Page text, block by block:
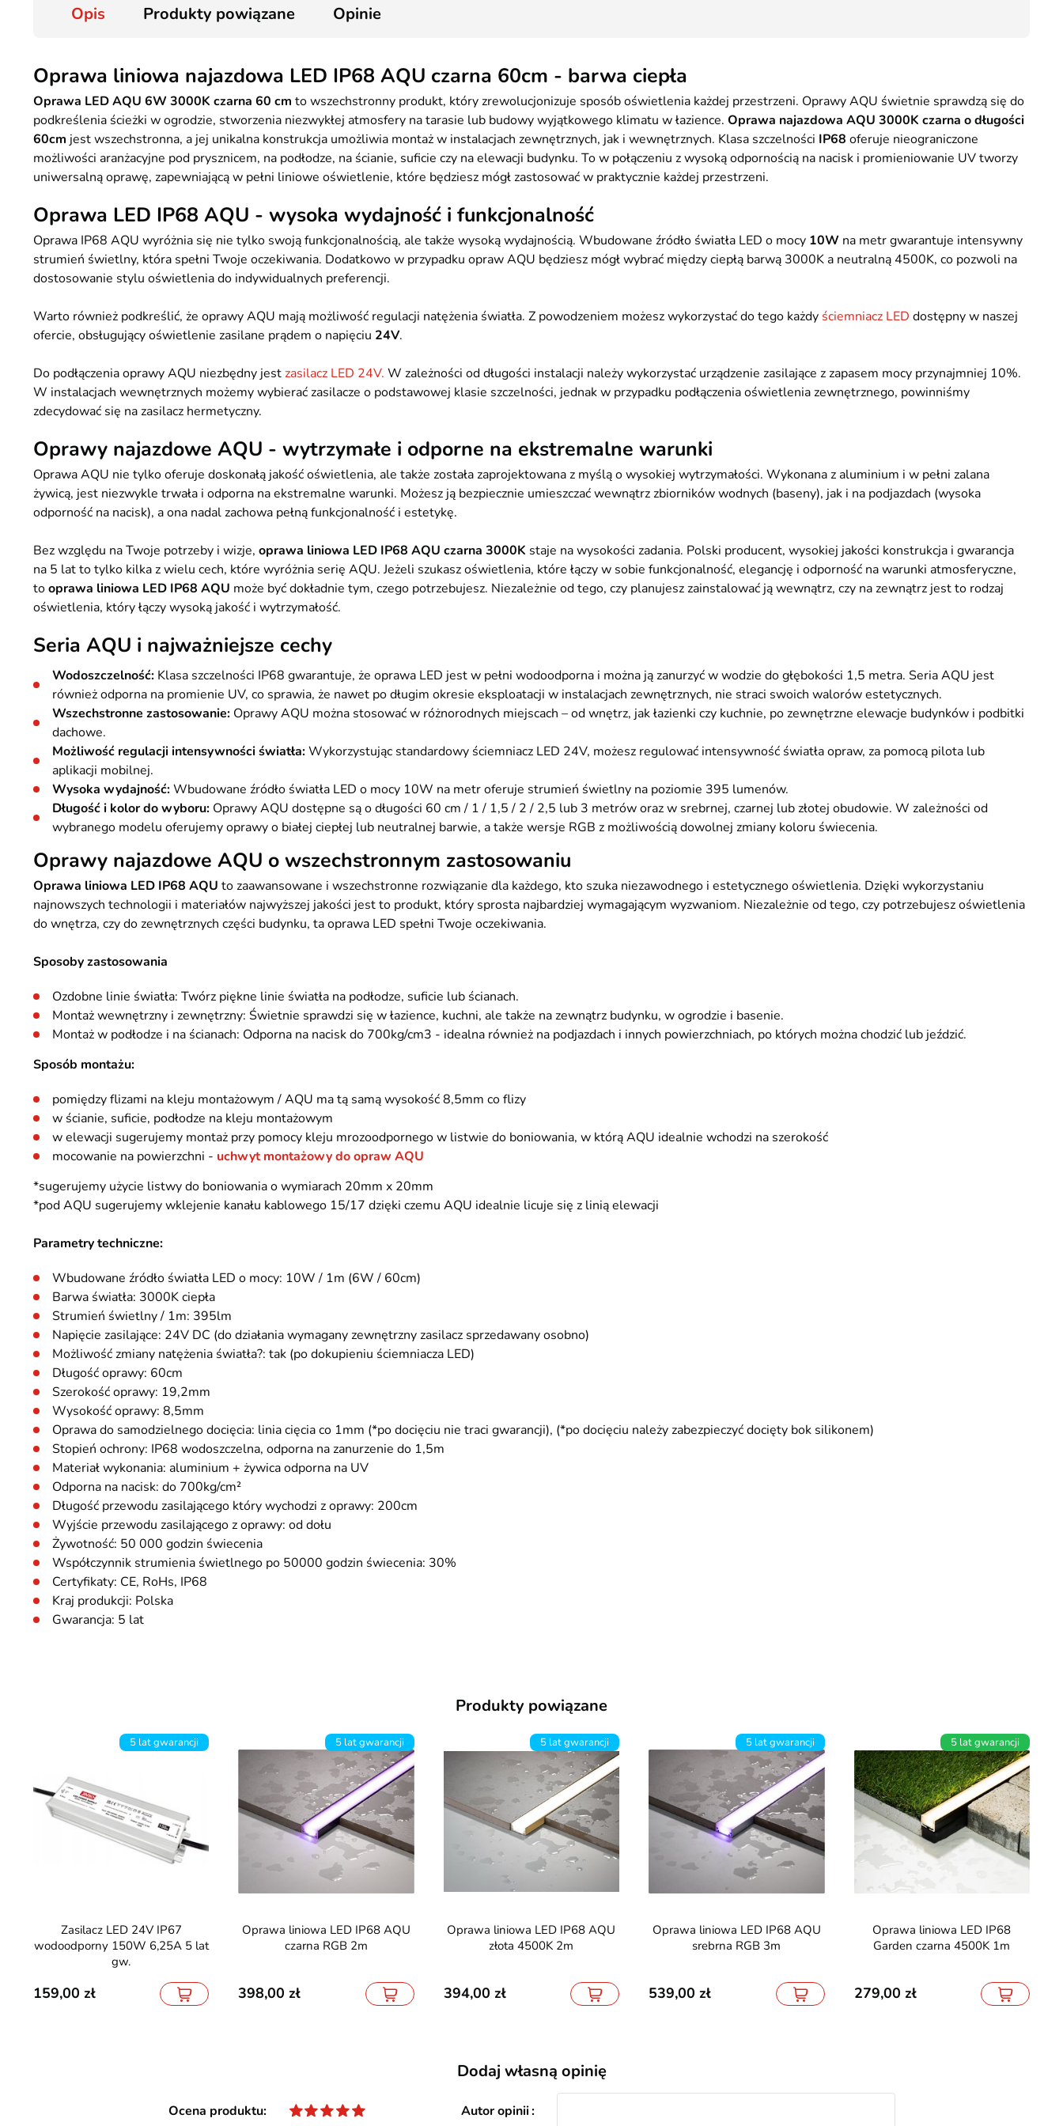
Opis Produkty powiązane Opinie
Oprawa liniowa najazdowa LED IP68 AQU czarna 60cm - barwa ciepła
Oprawa LED AQU 6W 3000K czarna 60 cm to wszechstronny produkt, który zrewolucjonizuje sposób oświetlenia każdej przestrzeni. Oprawy AQU świetnie sprawdzą się do
podkreślenia ścieżki w ogrodzie, stworzenia niezwykłej atmosfery na tarasie lub budowy wyjątkowego klimatu w łazience. Oprawa najazdowa AQU 3000K czarna o długości
60cm jest wszechstronna, a jej unikalna konstrukcja umożliwia montaż w instalacjach zewnętrznych, jak i wewnętrznych. Klasa szczelności IP68 oferuje nieograniczone
możliwości aranżacyjne pod prysznicem, na podłodze, na ścianie, suficie czy na elewacji budynku. To w połączeniu z wysoką odpornością na nacisk i promieniowanie UV tworzy
uniwersalną oprawę, zapewniającą w pełni liniowe oświetlenie, które będziesz mógł zastosować w praktycznie każdej przestrzeni.
Oprawa LED IP68 AQU - wysoka wydajność i funkcjonalność
Oprawa IP68 AQU wyróżnia się nie tylko swoją funkcjonalnością, ale także wysoką wydajnością. Wbudowane źródło światła LED o mocy 10W na metr gwarantuje intensywny
strumień świetlny, która spełni Twoje oczekiwania. Dodatkowo w przypadku opraw AQU będziesz mógł wybrać między ciepłą barwą 3000K a neutralną 4500K, co pozwoli na
dostosowanie stylu oświetlenia do indywidualnych preferencji.
Warto również podkreślić, że oprawy AQU mają możliwość regulacji natężenia światła. Z powodzeniem możesz wykorzystać do tego każdy ściemniacz LED dostępny w naszej
ofercie, obsługujący oświetlenie zasilane prądem o napięciu 24V.
Do podłączenia oprawy AQU niezbędny jestzasilacz LED 24V. W zależności od długości instalacji należy wykorzystać urządzenie zasilające z zapasem mocy przynajmniej 10%.
W instalacjach wewnętrznych możemy wybierać zasilacze o podstawowej klasie szczelności, jednak w przypadku podłączenia oświetlenia zewnętrznego, powinniśmy
zdecydować się na zasilacz hermetyczny.
Oprawy najazdowe AQU - wytrzymałe i odporne na ekstremalne warunki
Oprawa AQU nie tylko oferuje doskonałą jakość oświetlenia, ale także została zaprojektowana z myślą o wysokiej wytrzymałości. Wykonana z aluminium i w pełni zalana
żywicą, jest niezwykle trwała i odporna na ekstremalne warunki. Możesz ją bezpiecznie umieszczać wewnątrz zbiorników wodnych (baseny), jak i na podjazdach (wysoka
odporność na nacisk), a ona nadal zachowa pełną funkcjonalność i estetykę.
Bez względu na Twoje potrzeby i wizje, oprawa liniowa LED IP68 AQU czarna 3000K staje na wysokości zadania. Polski producent, wysokiej jakości konstrukcja i gwarancja
na 5 lat to tylko kilka z wielu cech, które wyróżnia serię AQU. Jeżeli szukasz oświetlenia, które łączy w sobie funkcjonalność, elegancję i odporność na warunki atmosferyczne,
tooprawa liniowa LED IP68 AQU może być dokładnie tym, czego potrzebujesz. Niezależnie od tego, czy planujesz zainstalować ją wewnątrz, czy na zewnątrz jest to rodzaj
oświetlenia, który łączy wysoką jakość i wytrzymałość.
Seria AQU i najważniejsze cechy
Wodoszczelność: Klasa szczelności IP68 gwarantuje, że oprawa LED jest w pełni wodoodporna i można ją zanurzyć w wodzie do głębokości 1,5 metra. Seria AQU jest
również odporna na promienie UV, co sprawia, że nawet po długim okresie eksploatacji w instalacjach zewnętrznych, nie straci swoich walorów estetycznych.
Wszechstronne zastosowanie: Oprawy AQU można stosować w różnorodnych miejscach – od wnętrz, jak łazienki czy kuchnie, po zewnętrzne elewacje budynków i podbitki
dachowe.
Możliwość regulacji intensywności światła:Wykorzystując standardowy ściemniacz LED 24V, możesz regulować intensywność światła opraw, za pomocą pilota lub
aplikacji mobilnej.
Wysoka wydajność:Wbudowane źródło światła LED o mocy 10W na metr oferuje strumień świetlny na poziomie 395 lumenów.
Długość i kolor do wyboru: Oprawy AQU dostępne są o długości 60 cm / 1 / 1,5 / 2 / 2,5 lub 3 metrów oraz w srebrnej, czarnej lub złotej obudowie. W zależności od
wybranego modelu oferujemy oprawy o białej ciepłej lub neutralnej barwie, a także wersje RGB z możliwością dowolnej zmiany koloru świecenia.
Oprawy najazdowe AQU o wszechstronnym zastosowaniu
Oprawa liniowa LED IP68 AQU to zaawansowane i wszechstronne rozwiązanie dla każdego, kto szuka niezawodnego i estetycznego oświetlenia. Dzięki wykorzystaniu
najnowszych technologii i materiałów najwyższej jakości jest to produkt, który sprosta najbardziej wymagającym wyzwaniom. Niezależnie od tego, czy potrzebujesz oświetlenia
do wnętrza, czy do zewnętrznych części budynku, ta oprawa LED spełni Twoje oczekiwania.
Sposoby zastosowania
Ozdobne linie światła: Twórz piękne linie światła na podłodze, suficie lub ścianach.
Montaż wewnętrzny i zewnętrzny: Świetnie sprawdzi się w łazience, kuchni, ale także na zewnątrz budynku, w ogrodzie i basenie.
Montaż w podłodze i na ścianach: Odporna na nacisk do 700kg/cm3 - idealna również na podjazdach i innych powierzchniach, po których można chodzić lub jeździć.
Sposób montażu:
pomiędzy flizami na kleju montażowym / AQU ma tą samą wysokość 8,5mm co flizy
w ścianie, suficie, podłodze na kleju montażowym
w elewacji sugerujemy montaż przy pomocy kleju mrozoodpornego w listwie do boniowania, w którą AQU idealnie wchodzi na szerokość
mocowanie na powierzchni - uchwyt montażowy do opraw AQU
*sugerujemy użycie listwy do boniowania o wymiarach 20mm x 20mm
*pod AQU sugerujemy wklejenie kanału kablowego 15/17 dzięki czemu AQU idealnie licuje się z linią elewacji
Parametry techniczne:
Wbudowane źródło światła LED o mocy: 10W / 1m (6W / 60cm)
Barwa światła: 3000K ciepła
Strumień świetlny / 1m: 395lm
Napięcie zasilające: 24V DC (do działania wymagany zewnętrzny zasilacz sprzedawany osobno)
Możliwość zmiany natężenia światła?: tak (po dokupieniu ściemniacza LED)
Długość oprawy: 60cm
Szerokość oprawy: 19,2mm
Wysokość oprawy: 8,5mm
Oprawa do samodzielnego docięcia: linia cięcia co 1mm (*po docięciu nie traci gwarancji), (*po docięciu należy zabezpieczyć docięty bok silikonem)
Stopień ochrony: IP68 wodoszczelna, odporna na zanurzenie do 1,5m
Materiał wykonania: aluminium + żywica odporna na UV
Odporna na nacisk: do 700kg/cm²
Długość przewodu zasilającego który wychodzi z oprawy: 200cm
Wyjście przewodu zasilającego z oprawy: od dołu
Żywotność: 50 000 godzin świecenia
Współczynnik strumienia świetlnego po 50000 godzin świecenia: 30%
Certyfikaty: CE, RoHs, IP68
Kraj produkcji: Polska
Gwarancja: 5 lat
Produkty powiązane
5 lat gwarancji
Zasilacz LED 24V IP67
wodoodporny 150W 6,25A 5 lat
gw.
159,00
5 lat gwarancji
Oprawa liniowa LED IP68 AQU
czarna RGB 2m
398,00
5 lat gwarancji
Oprawa liniowa LED IP68 AQU
złota 4500K 2m
394,00
5 lat gwarancji
Oprawa liniowa LED IP68 AQU
srebrna RGB 3m
539,00
5 lat gwarancji
Oprawa liniowa LED IP68
Garden czarna 4500K 1m
279,00
Dodaj własną opinię
Ocena produktu Autor opinii